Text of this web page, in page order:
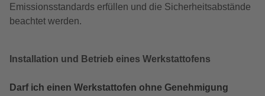
Emissionsstandards erfüllen und die Sicherheitsabstände
beachtet werden.
Installation und Betrieb eines Werkstattofens
Darf ich einen Werkstattofen ohne Genehmigung